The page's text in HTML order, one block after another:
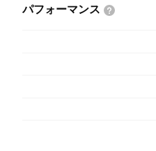
パフォーマンス